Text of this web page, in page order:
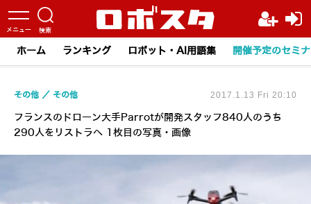
ホーム ランキング ロボット・AI用語集 開催予定のセミ
フランスのドローン大手Parrotが開発スタッフ840人のうち
290人をリストラへ 1枚目の写真・画像
その他 その他 2017.1.13 Fri 20:10